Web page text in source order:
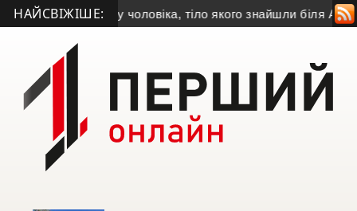
НАЙСВІЖІШЕ:
особу чоловіка, тіло якого знайшли біля АЗС у